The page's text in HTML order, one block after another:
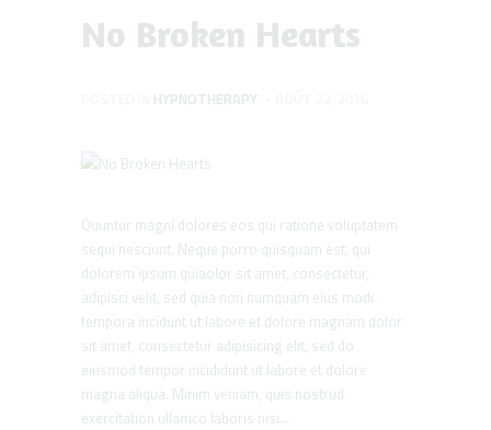
No Broken Hearts
HYPNOTHERAPY
Quuntur magni dolores eos qui ratione voluptatem
sequi nesciunt. Neque porro quisquam est, qui
dolorem ipsum quiaolor sit amet, consectetur,
adipisci velit, sed quia non numquam eius modi
tempora incidunt ut labore et dolore magnam dolor
sit amet, consectetur adipisicing elit, sed do
eiusmod tempor incididunt ut labore et dolore
magna aliqua. Minim veniam, quis nostrud
exercitation ullamco laboris nisi…